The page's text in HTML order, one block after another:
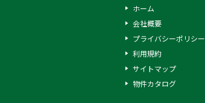
ホーム
会社概要
プライバシーポリシー
利用規約
サイトマップ
物件カタログ